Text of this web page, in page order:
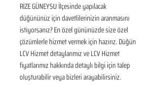
RİZE GÜNEYSU İlçesinde yapılacak
düğününüz için davetlilerinizin aranmasını
istiyorsanız? En özel gününüzde size özel
çözümlerle hizmet vermek için hazırız. Düğün
LCV Hizmet detaylarımız ve LCV Hizmet
fiyatlarımız hakkında detaylı bilgi için talep
oluşturabilir veya bizleri arayabilirsiniz.